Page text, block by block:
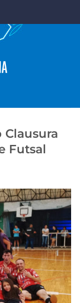
Clausura
Futsal